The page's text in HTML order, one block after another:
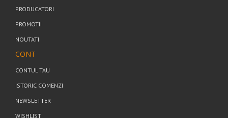
PRODUCATORI
PROMOTII
NOUTATI
CONT
CONTUL TAU
ISTORIC COMENZI
NEWSLETTER
WISHLIST